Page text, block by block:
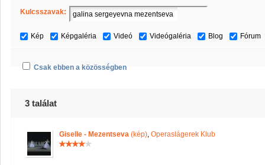
Kulcsszavak:
Kép Képgaléria Videó Videógaléria Blog Fórum
Csak ebben a közösségben
3 találat
Giselle - Mezentseva (kép), Operaslágerek Klub